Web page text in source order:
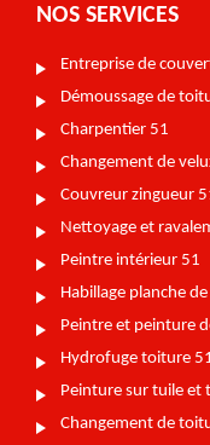
NOS SERVICES
Entreprise de
Démoussage de
Charpentier 51
Changement de
Couvreur zingueur
Nettoyage et
Peintre intérieur 51
Habillage planche
Peintre et peinture
Hydrofuge toiture
Peinture sur tuile et
Changement de